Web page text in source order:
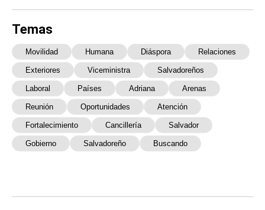
Temas
Movilidad Humana Diáspora Relaciones
Exteriores Viceministra Salvadoreños
Laboral Países Adriana Arenas
Reunión Oportunidades Atención
Fortalecimiento Cancillería Salvador
Gobierno Salvadoreño Buscando